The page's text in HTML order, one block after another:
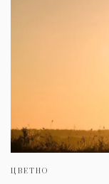
ЦВЕТНО